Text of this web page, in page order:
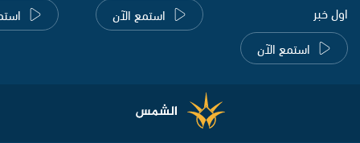
اول خبر
استمع الآن
استمع الآن